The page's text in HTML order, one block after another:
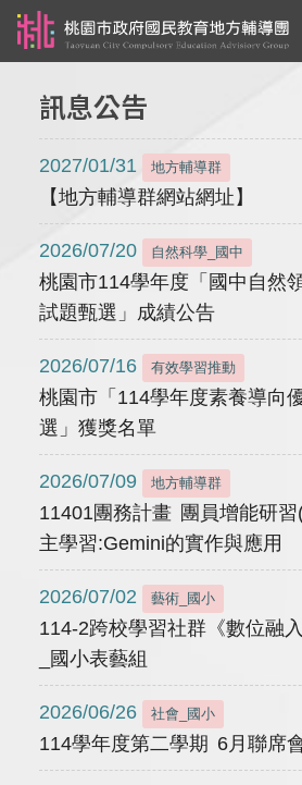
訊息公告
2027/01/31 地方輔導群
【地方輔導群網站網址】
2026/07/20 自然科學_國中
桃園市114學年度「國中自然
試題甄選」成績公告
2026/07/16 有效學習推動
桃園市「114學年度素養導向
選」獲獎名單
2026/07/09 地方輔導群
11401團務計畫 團員增能研習
主學習:Gemini的實作與應用
2026/07/02 藝術_國小
114-2跨校學習社群《數位融
_國小表藝組
2026/06/26 社會_國小
114學年度第二學期 6月聯席